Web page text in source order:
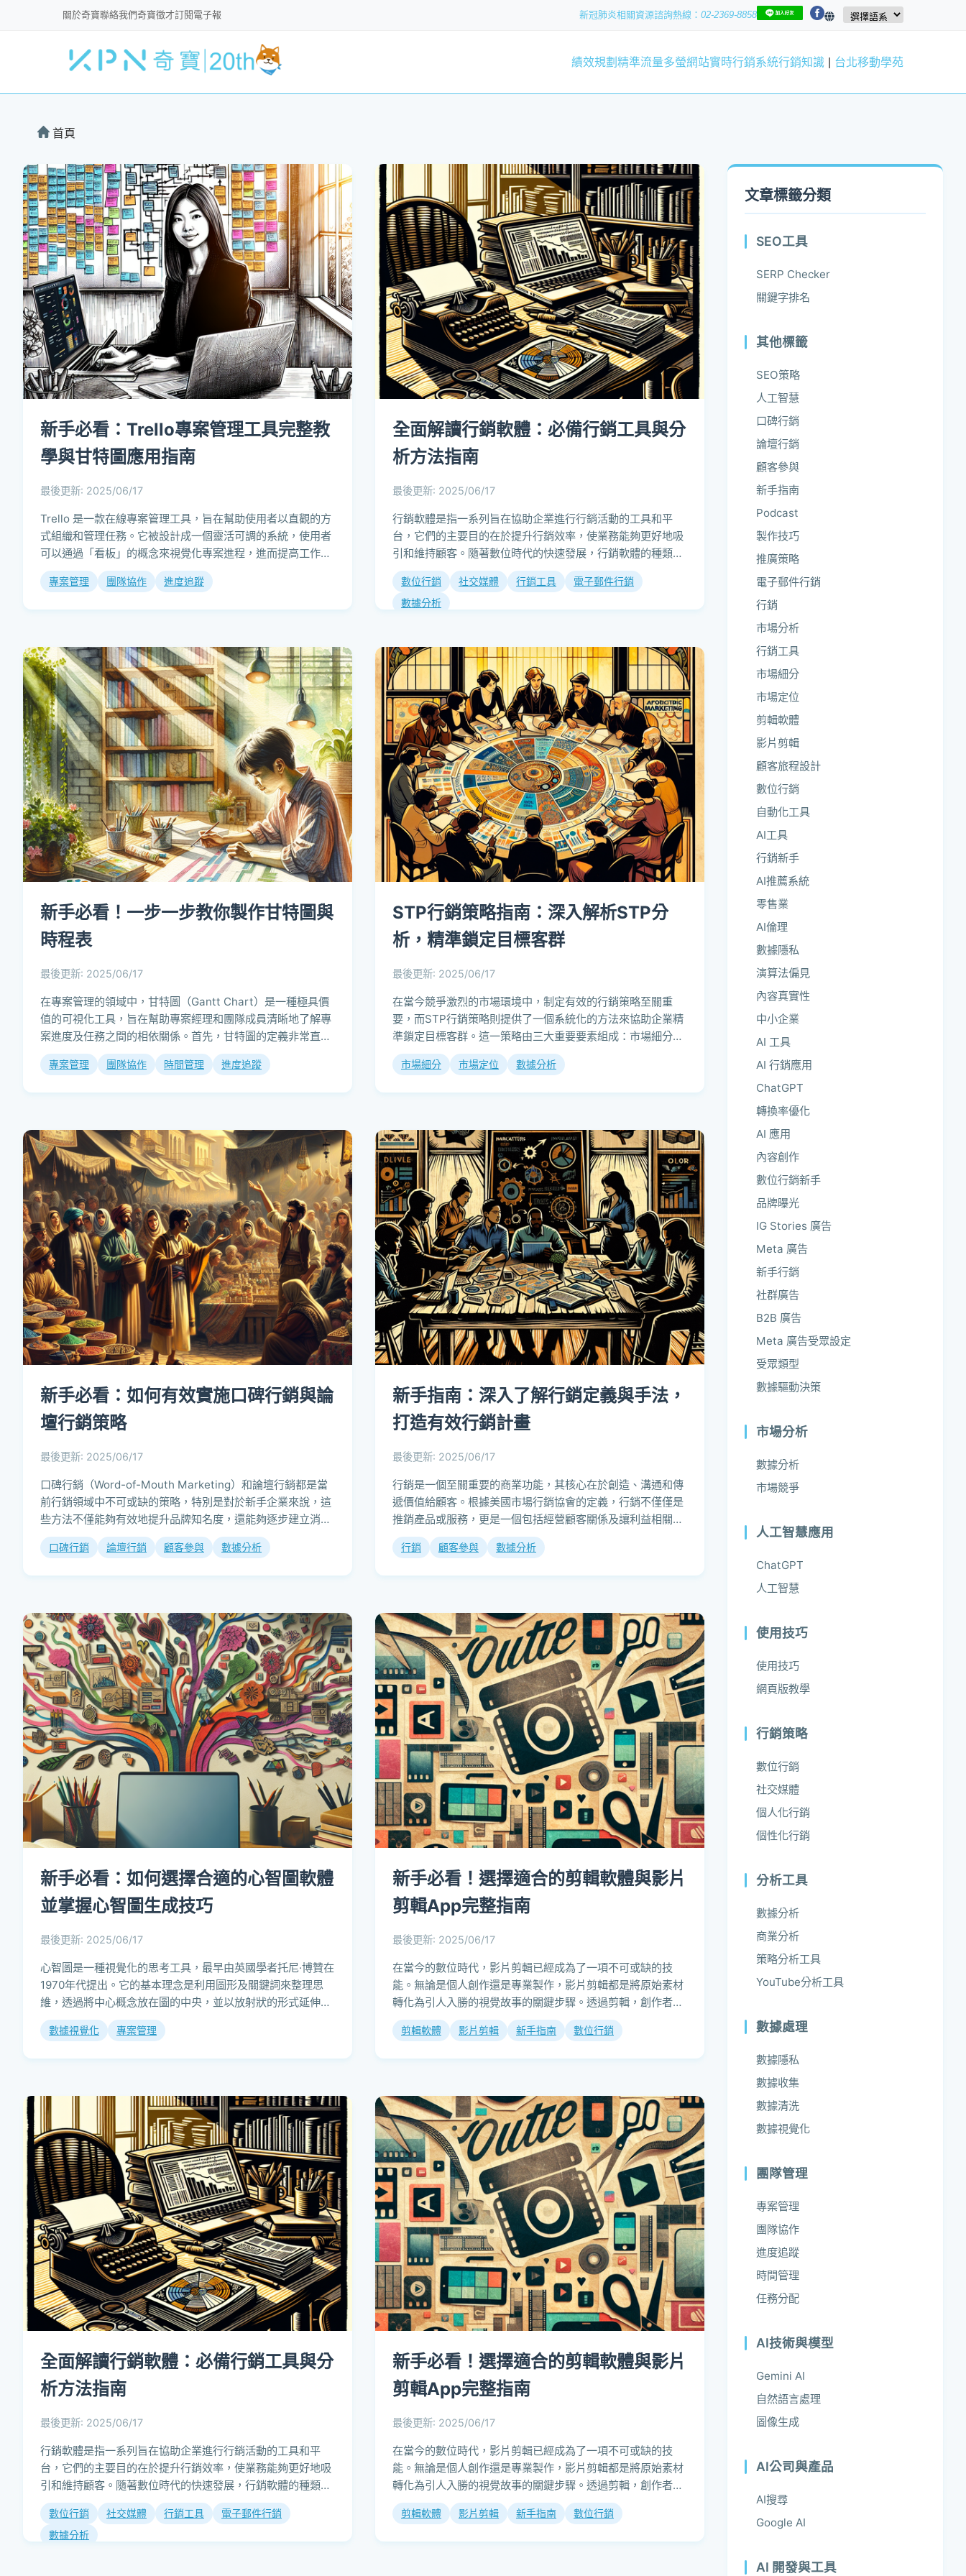
關於奇寶聯絡我們奇寶徵才訂閱電子報 新冠肺炎相關資源 02-2369-8858
績效規劃 精準流量多螢網站實時行銷系統行銷知識 台北移動學苑
首頁
新手必看：Trello專案管理工具完整教
學與甘特圖應用指南
最後更新: 2025/06/17
Trello 是一款在線專案管理工具，旨在幫助使用者以直觀的方
式組織和管理任務。它被設計成一個靈活可調的系統，使用者
可以通過「看板」的概念來視覺化專案進程，進而提高工作效
率。在 Trello...
專案管理 團隊協作 進度追蹤
全面解讀行銷軟體：必備行銷工具與分
析方法指南
最後更新: 2025/06/17
行銷軟體是指一系列旨在協助企業進行行銷活動的工具和平
台，它們的主要目的在於提升行銷效率，使業務能夠更好地吸
引和維持顧客。隨著數位時代的快速發展，行銷軟體的種類與
功能也日益多樣化，這使得各行各業的企業都...
數位行銷 社交媒體 行銷工具
電子郵件行銷
數據分析
新手必看！一步一步教你製作甘特圖與
時程表
最後更新: 2025/06/17
在專案管理的領域中，甘特圖（Gantt Chart）是一種極具價
值的可視化工具，旨在幫助專案經理和團隊成員清晰地了解專
案進度及任務之間的相依關係。首先，甘特圖的定義非常直
接，它是一種顯示時間與任務安排...
專案管理 團隊協作 時間管理 進度追蹤
STP行銷策略指南：深入解析STP分
析，精準鎖定目標客群
最後更新: 2025/06/17
在當今競爭激烈的市場環境中，制定有效的行銷策略至關重
要，而STP行銷策略則提供了一個系統化的方法來協助企業精
準鎖定目標客群。這一策略由三大重要要素組成：市場細分
（Segmentation）、目標市場選...
市場細分 市場定位 數據分析
新手必看：如何有效實施口碑行銷與論
壇行銷策略
最後更新: 2025/06/17
口碑行銷（Word-of-Mouth Marketing）和論壇行銷都是當
前行銷領域中不可或缺的策略，特別是對於新手企業來說，這
些方法不僅能夠有效地提升品牌知名度，還能夠逐步建立消費
者對品牌的信任。...
口碑行銷 論壇行銷 顧客參與 數據分析
新手指南：深入了解行銷定義與手法，
打造有效行銷計畫
最後更新: 2025/06/17
行銷是一個至關重要的商業功能，其核心在於創造、溝通和傳
遞價值給顧客。根據美國市場行銷協會的定義，行銷不僅僅是
推銷產品或服務，更是一個包括經營顧客關係及讓利益相關者
獲益的綜合性程序。隨著市場環境的快速變...
行銷 顧客參與 數據分析
新手必看：如何選擇合適的心智圖軟體
並掌握心智圖生成技巧
最後更新: 2025/06/17
心智圖是一種視覺化的思考工具，最早由英國學者托尼·博贊在
1970年代提出。它的基本理念是利用圖形及關鍵詞來整理思
維，透過將中心概念放在圖的中央，並以放射狀的形式延伸出
相關想法，這樣的結構正好符合人類自...
數據視覺化 專案管理
新手必看！選擇適合的剪輯軟體與影片
剪輯App完整指南
最後更新: 2025/06/17
在當今的數位時代，影片剪輯已經成為了一項不可或缺的技
能。無論是個人創作還是專業製作，影片剪輯都是將原始素材
轉化為引人入勝的視覺故事的關鍵步驟。透過剪輯，創作者可
以調整影片的節奏，添加特效，並有效地傳達...
剪輯軟體 影片剪輯 新手指南 數位行銷
全面解讀行銷軟體：必備行銷工具與分
析方法指南
最後更新: 2025/06/17
行銷軟體是指一系列旨在協助企業進行行銷活動的工具和平
台，它們的主要目的在於提升行銷效率，使業務能夠更好地吸
引和維持顧客。隨著數位時代的快速發展，行銷軟體的種類與
功能也日益多樣化，這使得各行各業的企業都...
數位行銷 社交媒體 行銷工具
電子郵件行銷
數據分析
新手必看！選擇適合的剪輯軟體與影片
剪輯App完整指南
最後更新: 2025/06/17
在當今的數位時代，影片剪輯已經成為了一項不可或缺的技
能。無論是個人創作還是專業製作，影片剪輯都是將原始素材
轉化為引人入勝的視覺故事的關鍵步驟。透過剪輯，創作者可
以調整影片的節奏，添加特效，並有效地傳達...
剪輯軟體 影片剪輯 新手指南 數位行銷
文章標籤分類
SEO工具
SERP Checker
關鍵字排名
其他標籤
SEO策略
人工智慧
口碑行銷
論壇行銷
顧客參與
新手指南
Podcast
製作技巧
推廣策略
電子郵件行銷
行銷
市場分析
行銷工具
市場細分
市場定位
剪輯軟體
影片剪輯
顧客旅程設計
數位行銷
自動化工具
AI工具
行銷新手
AI推薦系統
零售業
AI倫理
數據隱私
演算法偏見
內容真實性
中小企業
AI 工具
AI 行銷應用
ChatGPT
轉換率優化
AI 應用
內容創作
數位行銷新手
品牌曝光
IG Stories 廣告
Meta 廣告
新手行銷
社群廣告
B2B 廣告
Meta 廣告受眾設定
受眾類型
數據驅動決策
市場分析
數據分析
市場競爭
人工智慧應用
ChatGPT
人工智慧
使用技巧
使用技巧
網頁版教學
行銷策略
數位行銷
社交媒體
個人化行銷
個性化行銷
分析工具
數據分析
商業分析
策略分析工具
YouTube分析工具
數據處理
數據隱私
數據收集
數據清洗
數據視覺化
團隊管理
專案管理
團隊協作
進度追蹤
時間管理
任務分配
AI技術與模型
Gemini AI
自然語言處理
圖像生成
AI公司與產品
AI搜尋
Google AI
AI 開發與工具